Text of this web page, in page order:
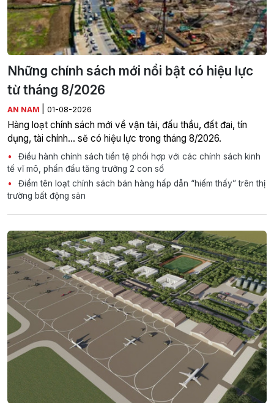
Những chính sách mới nổi bật có hiệu lực
từ tháng 8/2026
AN NAM 01-08-2026
Hàng loạt chính sách mới về vận tải, đấu thầu, đất đai, tín
dụng, tài chính... sẽ có hiệu lực trong tháng 8/2026.
Điều hành chính sách tiền tệ phối hợp với các chính sách kinh
tế vĩ mô, phấn đấu tăng trưởng 2 con số
Điểm tên loạt chính sách bán hàng hấp dẫn “hiếm thấy” trên thị
trường bất động sản